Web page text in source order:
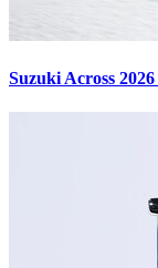
Suzuki Across 2026